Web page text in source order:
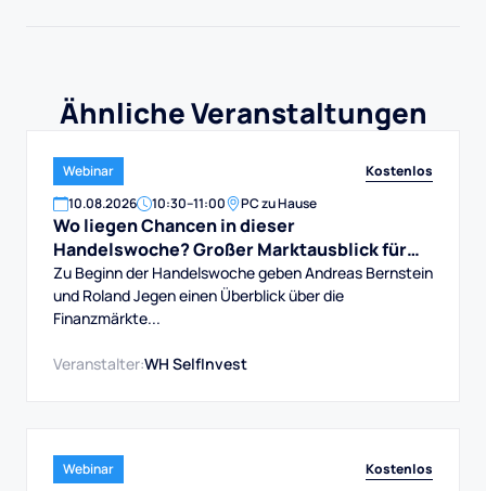
Ähnliche Veranstaltungen
Webinar
Kostenlos
10.08.2026 10:30–11:00 PC zu Hause
Wo liegen Chancen in dieser
Handelswoche? Großer Marktausblick für
DAX, Dow, Gold und Aktien
Zu Beginn der Handelswoche geben Andreas Bernstein
und Roland Jegen einen Überblick über die
Finanzmärkte...
Veranstalter:WH SelfInvest
Webinar
Kostenlos